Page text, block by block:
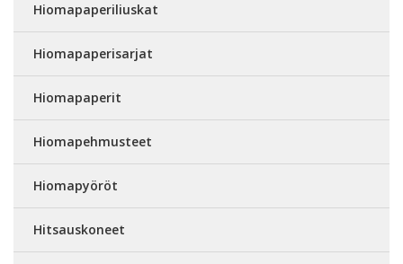
Hiomapaperiliuskat
Hiomapaperisarjat
Hiomapaperit
Hiomapehmusteet
Hiomapyöröt
Hitsauskoneet